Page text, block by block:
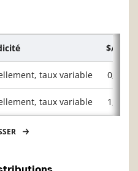
$/
taux variable
taux variable